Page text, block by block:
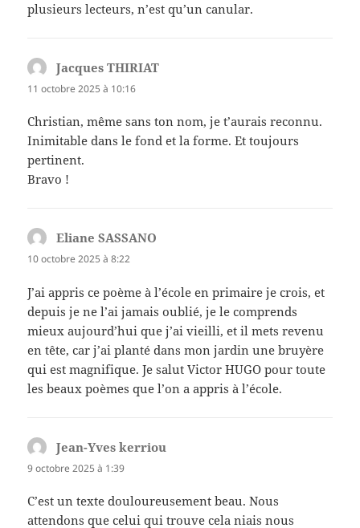
plusieurs lecteurs, n’est qu’un canular.
Jacques THIRIAT
11 octobre 2025 à 10:16
Christian, même sans ton nom, je t’aurais reconnu.
Inimitable dans le fond et la forme. Et toujours
pertinent.
Bravo !
Eliane SASSANO
10 octobre 2025 à 8:22
J’ai appris ce poème à l’école en primaire je crois, et
depuis je ne l’ai jamais oublié, je le comprends
mieux aujourd’hui que j’ai vieilli, et il mets revenu
en tête, car j’ai planté dans mon jardin une bruyère
qui est magnifique. Je salut Victor HUGO pour toute
les beaux poèmes que l’on a appris à l’école.
Jean-Yves kerriou
9 octobre 2025 à 1:39
C’est un texte douloureusement beau. Nous
attendons que celui qui trouve cela niais nous